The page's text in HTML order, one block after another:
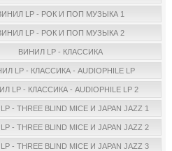
LP - РОК И ПОП МУЗЫКА 1
LP - РОК И ПОП МУЗЫКА 2
ВИНИЛ LP - КЛАССИКА
LP - КЛАССИКА - AUDIOPHILE LP
LP - КЛАССИКА - AUDIOPHILE LP 2
- THREE BLIND MICE И JAPAN JAZZ 1
- THREE BLIND MICE И JAPAN JAZZ 2
- THREE BLIND MICE И JAPAN JAZZ 3